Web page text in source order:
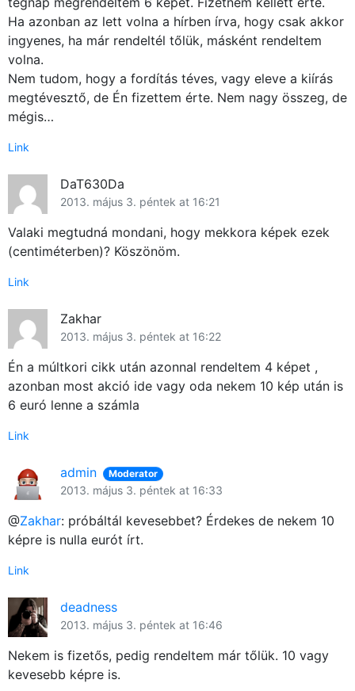
Ha azonban az lett volna a hírben írva, hogy csak akkor
ingyenes, ha már rendeltél tőlük, másként rendeltem
volna.
Nem tudom, hogy a fordítás téves, vagy eleve a kiírás
megtévesztő, de Én fizettem érte. Nem nagy összeg, de
mégis…
Link
DaT630Da
2013. május 3. péntek at 16:21
Valaki megtudná mondani, hogy mekkora képek ezek
(centiméterben)? Köszönöm.
Link
Zakhar
2013. május 3. péntek at 16:22
Én a múltkori cikk után azonnal rendeltem 4 képet ,
azonban most akció ide vagy oda nekem 10 kép után is
6 euró lenne a számla
Link
admin Moderator
2013. május 3. péntek at 16:33
@Zakhar: próbáltál kevesebbet? Érdekes de nekem 10
képre is nulla eurót írt.
Link
deadness
2013. május 3. péntek at 16:46
Nekem is fizetős, pedig rendeltem már tőlük. 10 vagy
kevesebb képre is.